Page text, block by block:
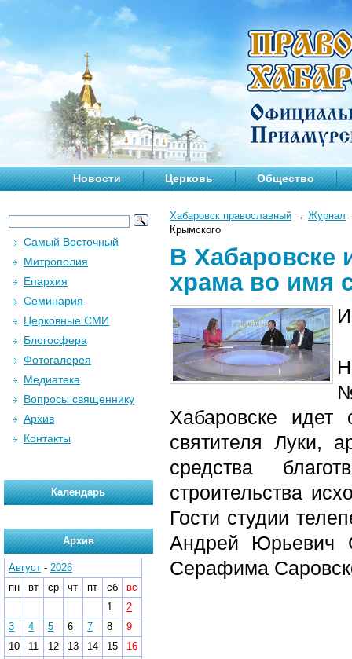
Новости Церковь Общество
Хабаровск православный → Журнал
Крымского
В Хабаровске
храма во имя
Хабаровске идет
святителя Луки,
средства
строительства
Гости студии
Андрей Юрьевич
Серафима
Самый Восточный
Митрополия
Епархия
Семинария
Церковные СМИ
Блогосфера
Фотогалерея
Медиатека
Вопросы священнику
Архив
Контакты
Календарь
Архив
Август - 2026
пн
вт ср чт пт сб
вс
1
2
3
4 5 6 7 8
9
10
11 12 13 14 15
16